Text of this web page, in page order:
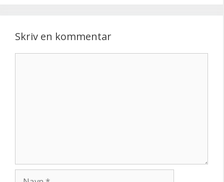
Skriv en kommentar